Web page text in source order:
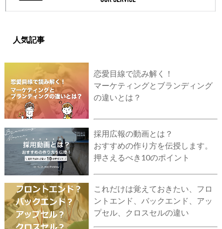
人気記事
恋愛目線で読み解く！
マーケティングとブランディング
の違いとは？
採用広報の動画とは？
おすすめの作り方を伝授します。
押さえるべき10のポイント
これだけは覚えておきたい、フロ
ントエンド、バックエンド、アッ
プセル、クロスセルの違い